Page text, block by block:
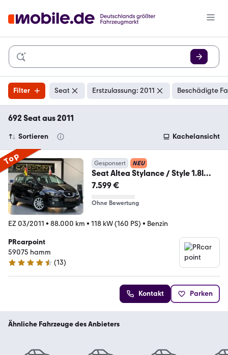
Filter Seat Erstzulassung: 2011 Beschädigte
692 Seat aus 2011
Sortieren Kachelansicht
Top Gesponsert NEU
Seat Altea Stylance / Style 1.8l
PDC/SHZ/1.Hand/Klima
7.599 €
Ohne Bewertung
EZ 03/2011 • 88.000 km • 118 kW (160 PS) • Benzin
PRcarpoint
59075 hamm
4.5 Sterne
(13)
Kontakt Parken
Ähnliche Fahrzeuge des Anbieters